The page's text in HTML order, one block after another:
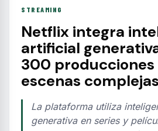
STREAMING
Netflix integra
artificial
300
escenas complejas
La plataforma utiliza
generativa en series y